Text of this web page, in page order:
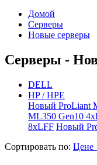
Домой
Серверы
Новые серверы
Серверы -
DELL
HP / HPE
Новый ProLiant
ML350 Gen10
8xLFF Новый
Сортировать по: Цене